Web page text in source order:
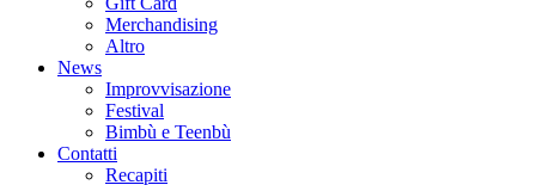
Merchandising
Altro
News
Improvvisazione
Festival
Bimbù e Teenbù
Contatti
Recapiti